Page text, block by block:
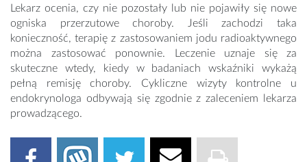
Lekarz ocenia, czy nie pozostały lub nie pojawiły się nowe
ogniska przerzutowe choroby. Jeśli zachodzi taka
konieczność, terapię z zastosowaniem jodu radioaktywnego
można zastosować ponownie. Leczenie uznaje się za
skuteczne wtedy, kiedy w badaniach wskaźniki wykażą
pełną remisję choroby. Cykliczne wizyty kontrolne u
endokrynologa odbywają się zgodnie z zaleceniem lekarza
prowadzącego.